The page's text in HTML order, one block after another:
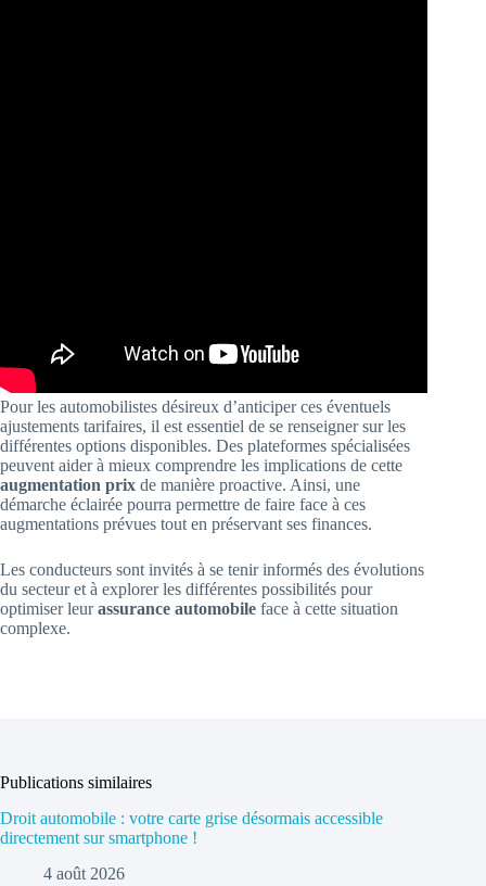
Pour les automobilistes désireux d’anticiper ces éventuels
ajustements tarifaires, il est essentiel de se renseigner sur les
différentes options disponibles. Des plateformes spécialisées
peuvent aider à mieux comprendre les implications de cette
augmentation prix de manière proactive. Ainsi, une
démarche éclairée pourra permettre de faire face à ces
augmentations prévues tout en préservant ses finances.
Les conducteurs sont invités à se tenir informés des évolutions
du secteur et à explorer les différentes possibilités pour
optimiser leurassurance automobile face à cette situation
complexe.
Publications similaires
Droit automobile : votre carte grise désormais accessible
directement sur smartphone !
4 août 2026